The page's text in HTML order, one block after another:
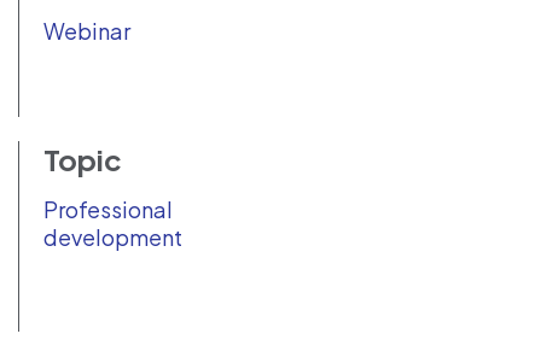
Webinar
Topic
Professional
development